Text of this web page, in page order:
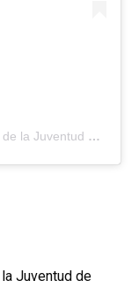
Una publicación compartida de Consejo de la Juventud de Valladolid (@consejojuventudvalladolid)
Juventud de